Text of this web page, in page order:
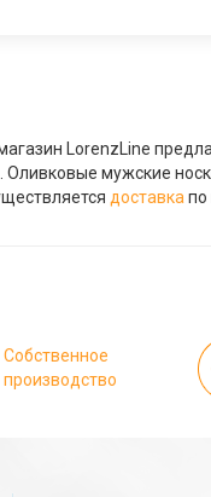
LorenzLine
. Оливковые мужские
доставкапо
Собственное
производство